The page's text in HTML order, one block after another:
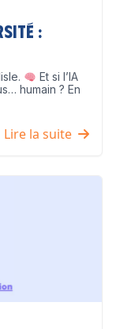
:
Et si l’IA
humain ? En
Lire la suite